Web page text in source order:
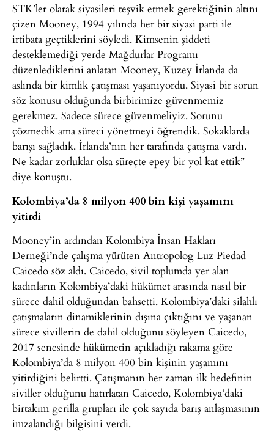
STK’ler olarak siyasileri teşvik etmek gerektiğinin altını
çizen Mooney, 1994 yılında her bir siyasi parti ile
irtibata geçtiklerini söyledi. Kimsenin şiddeti
desteklemediği yerde Mağdurlar Programı
düzenlediklerini anlatan Mooney, Kuzey İrlanda da
aslında bir kimlik çatışması yaşanıyordu. Siyasi bir sorun
söz konusu olduğunda birbirimize güvenmemiz
gerekmez. Sadece sürece güvenmeliyiz. Sorunu
çözmedik ama süreci yönetmeyi öğrendik. Sokaklarda
barışı sağladık. İrlanda’nın her tarafında çatışma vardı.
Ne kadar zorluklar olsa süreçte epey bir yol kat ettik”
diye konuştu.
Kolombiya’da 8 milyon 400 bin kişi yaşamını
yitirdi
Mooney’in ardından Kolombiya İnsan Hakları
Derneği’nde çalışma yürüten Antropolog Luz Piedad
Caicedo söz aldı. Caicedo, sivil toplumda yer alan
kadınların Kolombiya’daki hükümet arasında nasıl bir
sürece dahil olduğundan bahsetti. Kolombiya’daki silahlı
çatışmaların dinamiklerinin dışına çıktığını ve yaşanan
sürece sivillerin de dahil olduğunu söyleyen Caicedo,
2017 senesinde hükümetin açıkladığı rakama göre
Kolombiya’da 8 milyon 400 bin kişinin yaşamını
yitirdiğini belirtti. Çatışmanın her zaman ilk hedefinin
siviller olduğunu hatırlatan Caicedo, Kolombiya’daki
birtakım gerilla grupları ile çok sayıda barış anlaşmasının
imzalandığı bilgisini verdi.